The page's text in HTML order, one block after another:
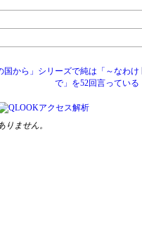
国から」シリーズで純は「～なわけ
で」を52回言っている
ません。